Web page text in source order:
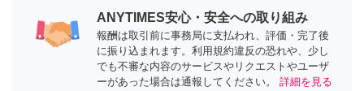
ANYTIMES安心・安全への取り組み
報酬は取引前に事務局に支払われ、評価・完了後
に振り込まれます。利用規約違反の恐れや、少し
でも不審な内容のサービスやリクエストやユーザ
ーがあった場合は通報してください。
詳細を見る